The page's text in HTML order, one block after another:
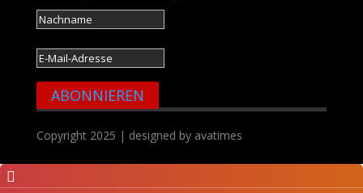
ABONNIEREN
Copyright 2025 | designed by avatimes
